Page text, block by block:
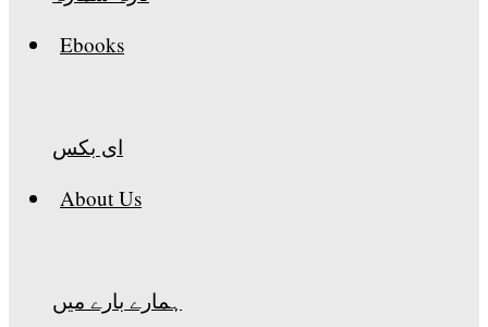
Ebooks
ای بکس
About Us
ہمارے بارے میں